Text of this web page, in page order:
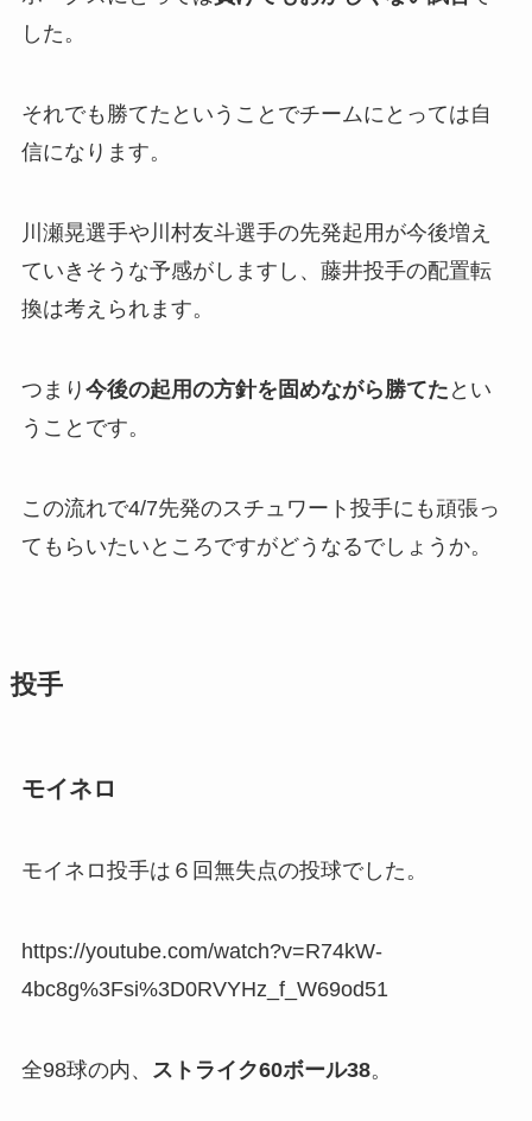
した。
それでも勝てたということでチームにとっては自
信になります。
川瀬晃選手や川村友斗選手の先発起用が今後増え
ていきそうな予感がしますし、藤井投手の配置転
換は考えられます。
つまり 今後の起用の方針を固めながら勝てた とい
うことです。
この流れで4/7先発のスチュワート投手にも頑張っ
てもらいたいところですがどうなるでしょうか。
投手
モイネロ
モイネロ投手は６回無失点の投球でした。
https://youtube.com/watch?v=R74kW-
4bc8g%3Fsi%3D0RVYHz_f_W69od51
全98球の内、 ストライク60ボール38。